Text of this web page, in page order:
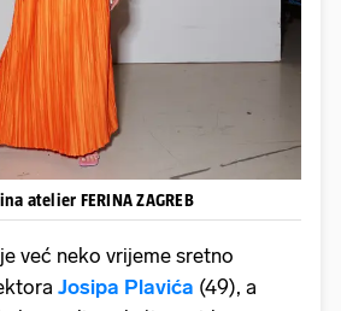
atelier FERINA ZAGREB
već neko vrijeme sretno
Josipa Plavića (49), a